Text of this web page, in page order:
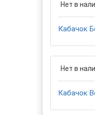
Нет в
Кабачок
Нет в
Кабачок